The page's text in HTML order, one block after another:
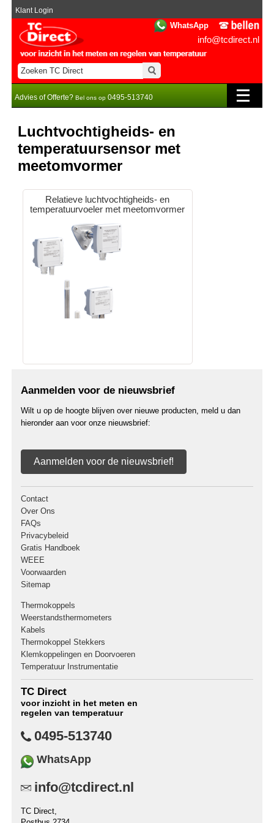
WhatsApp
info@tcdirect.nl
Klant Login
Advies of Offerte? Bel ons op 0495-513740
Luchtvochtigheids- en
temperatuursensor met
meetomvormer
Relatieve luchtvochtigheids- en
temperatuurvoeler met meetomvormer
Aanmelden voor de nieuwsbrief
Wilt u op de hoogte blijven over nieuwe producten, meld u dan
hieronder aan voor onze nieuwsbrief:
Aanmelden voor de nieuwsbrief!
Contact
Over Ons
FAQs
Privacybeleid
Gratis Handboek
WEEE
Voorwaarden
Sitemap
Thermokoppels
Weerstandsthermometers
Kabels
Thermokoppel Stekkers
Klemkoppelingen en Doorvoeren
Temperatuur Instrumentatie
TC Direct
voor inzicht in het meten en
regelen van temperatuur
0495-513740
WhatsApp
info@tcdirect.nl
TC Direct,